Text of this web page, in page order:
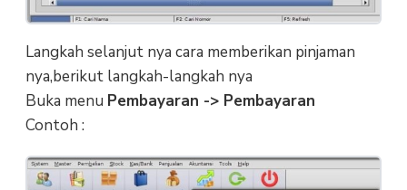
Langkah selanjut nya cara memberikan pinjaman
nya,berikut langkah-langkah nya
Buka menu Pembayaran -> Pembayaran
Contoh :